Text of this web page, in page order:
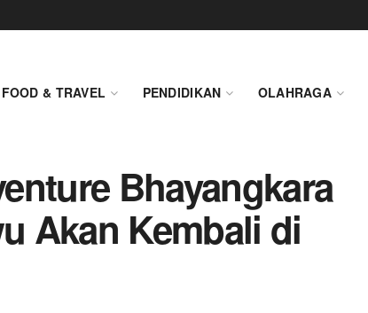
FOOD & TRAVEL PENDIDIKAN OLAHRAGA
Bhayangkara
Akan Kembali di